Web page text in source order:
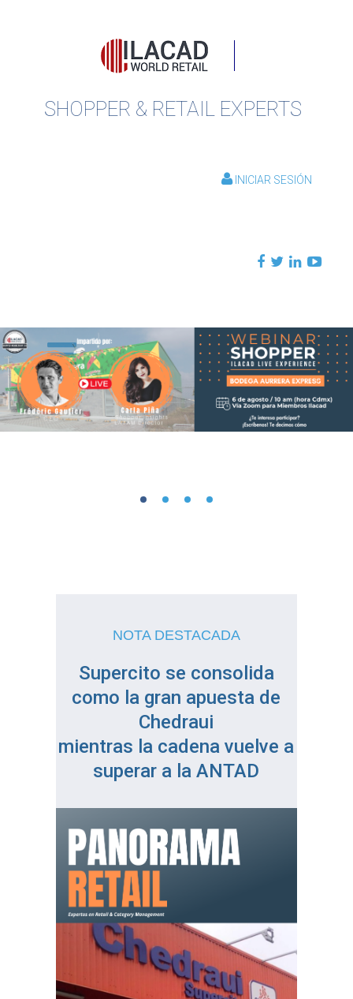
SHOPPER & RETAIL EXPERTS
INICIAR SESIÓN
NOTA DESTACADA
Supercito se consolida
como la gran apuesta de
Chedraui
mientras la cadena vuelve a
superar a la ANTAD